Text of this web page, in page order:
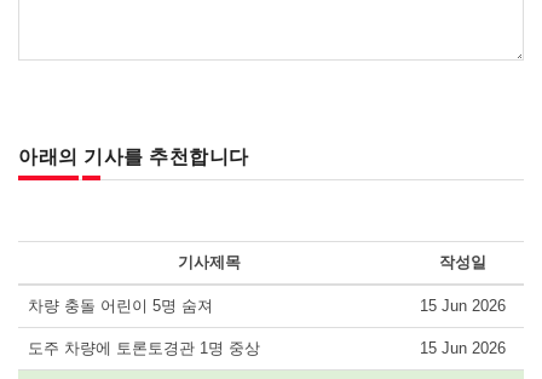
아래의 기사를 추천합니다
기사제목 작성일
차량 충돌 어린이 5명 숨져 15 Jun 2026
도주 차량에 토론토경관 1명 중상 15 Jun 2026